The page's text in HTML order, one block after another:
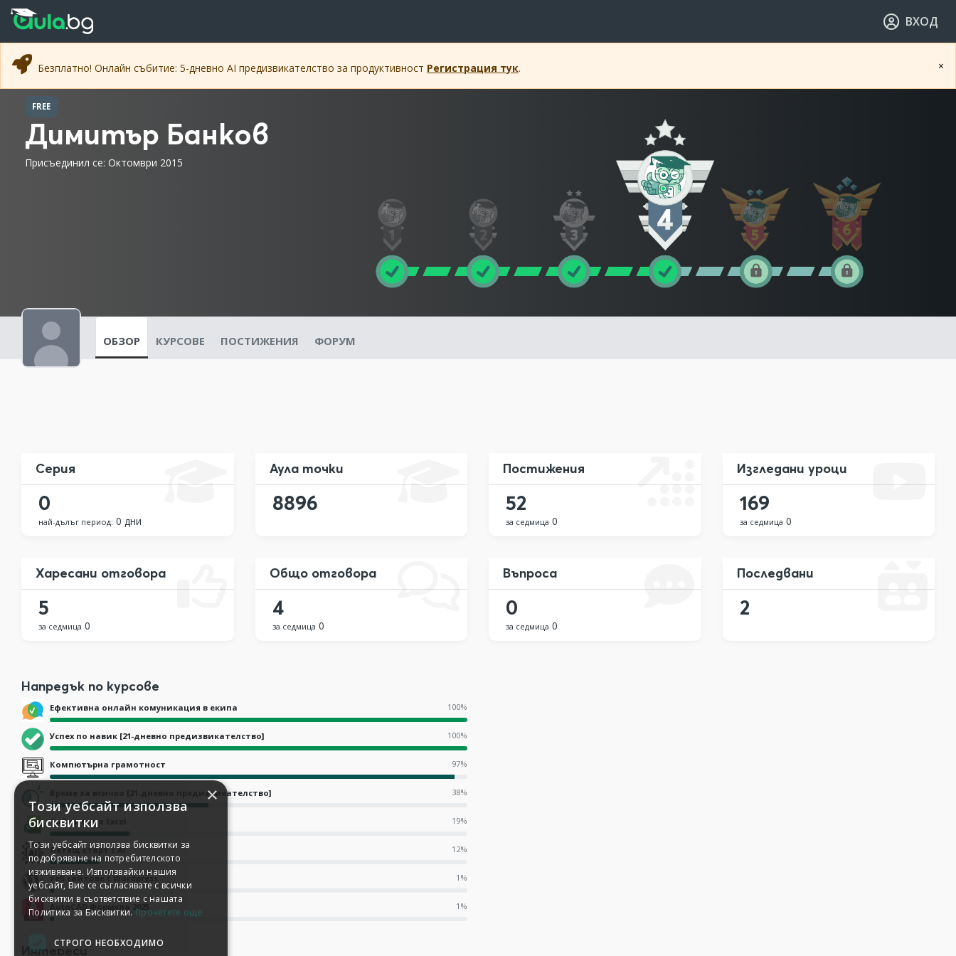
Прескочи към основното съдържание
Прескочи към навигацията
ВХОД
×
Безплатно! Онлайн събитие: 5-дневно AI предизвикателство за продуктивност Регистрация тук.
FREE
Димитър Банков
Присъединил се: Октомври 2015
ОБЗОР КУРСОВЕ ПОСТИЖЕНИЯ ФОРУМ
Серия
0
най-дълъг период: 0 дни
Аула точки
8896
Постижения
52
за седмица 0
Изгледани уроци
169
за седмица 0
Харесани отговора
5
за седмица 0
Общо отговора
4
за седмица 0
Въпроса
0
за седмица 0
Последвани
2
Напредък по курсове
Ефективна онлайн комуникация в екипа 100%
Успех по навик [21-дневно предизвикателство] 100%
Компютърна грамотност 97%
Време за всичко [21-дневно предизвикателство] 38%
Тайните на Excel 19%
Летящ старт с AI 12%
Уеб сайтове с Wordpress 1%
AutoCAD Формула 2025 1%
Интереси
×
Този уебсайт използва
бисквитки
Този уебсайт използва бисквитки за
подобряване на потребителското
изживяване. Използвайки нашия
уебсайт, Вие се съгласявате с всички
бисквитки в съответствие с нашата
Политика за Бисквитки. Прочетете още
СТРОГО НЕОБХОДИМО